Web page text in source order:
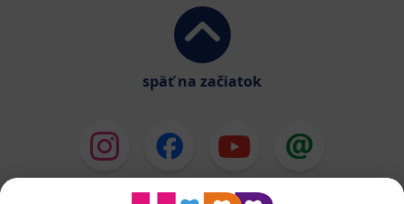
späť na začiatok